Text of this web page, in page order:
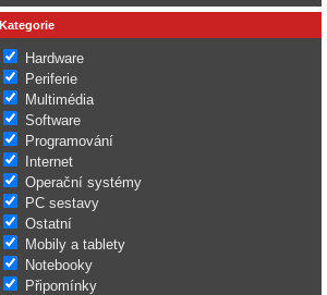
Kategorie
Hardware
Periferie
Multimédia
Software
Programování
Internet
Operační systémy
PC sestavy
Ostatní
Mobily a tablety
Notebooky
Připomínky